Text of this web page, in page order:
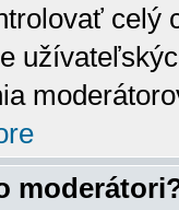
celý